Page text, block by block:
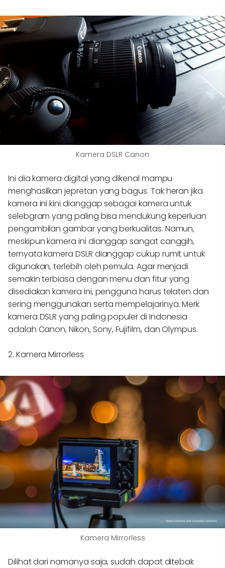
Kamera DSLR Canon
Ini dia kamera digital yang dikenal mampu
menghasilkan jepretan yang bagus. Tak heran jika
kamera ini kini dianggap sebagai kamera untuk
selebgram yang paling bisa mendukung keperluan
pengambilan gambar yang berkualitas. Namun,
meskipun kamera ini dianggap sangat canggih,
ternyata kamera DSLR dianggap cukup rumit untuk
digunakan, terlebih oleh pemula. Agar menjadi
semakin terbiasa dengan menu dan fitur yang
disediakan kamera ini, pengguna harus telaten dan
sering menggunakan serta mempelajarinya. Merk
kamera DSLR yang paling populer di Indonesia
adalah Canon, Nikon, Sony, Fujifilm, dan Olympus.
2. Kamera Mirrorless
Kamera Mirrorless
Dilihat dari namanya saja, sudah dapat ditebak